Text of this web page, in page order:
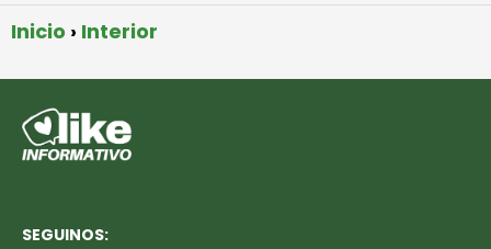
Inicio Interior
SEGUINOS: